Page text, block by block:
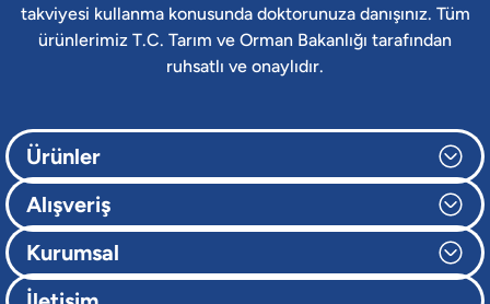
takviyesi kullanma konusunda doktorunuza danışınız. Tüm
ürünlerimiz T.C. Tarım ve Orman Bakanlığı tarafından
ruhsatlı ve onaylıdır.
Ürünler
Alışveriş
Kurumsal